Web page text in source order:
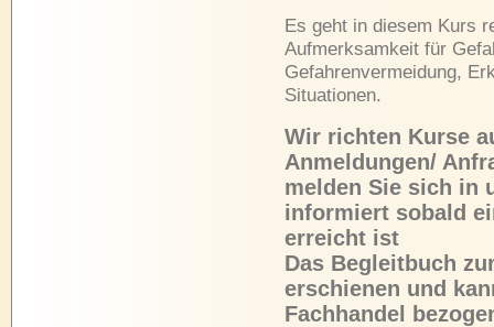
Es geht in diesem Kurs
Aufmerksamkeit für
Gefahrenvermeidung,
Situationen.
Wir richten Kurse
Anmeldungen/
melden Sie sich in
informiert sobald
erreicht ist
Das Begleitbuch
erschienen und
Fachhandel